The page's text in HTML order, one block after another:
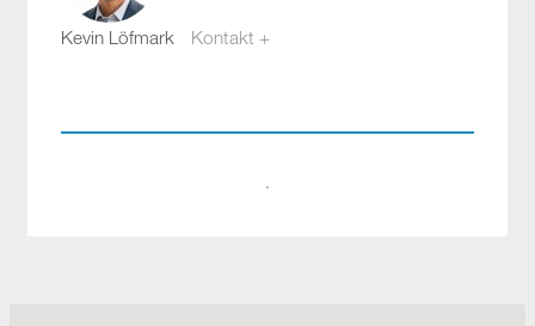
Kevin Löfmark Kontakt +
·